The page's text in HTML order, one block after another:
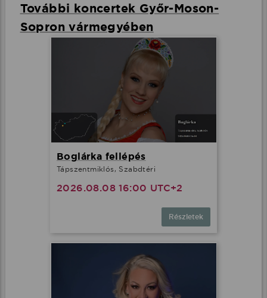
További koncertek Győr-Moson-
Sopron vármegyében
Boglárka fellépés
Tápszentmiklós, Szabdtéri
2026.08.08 16:00 UTC+2
Részletek